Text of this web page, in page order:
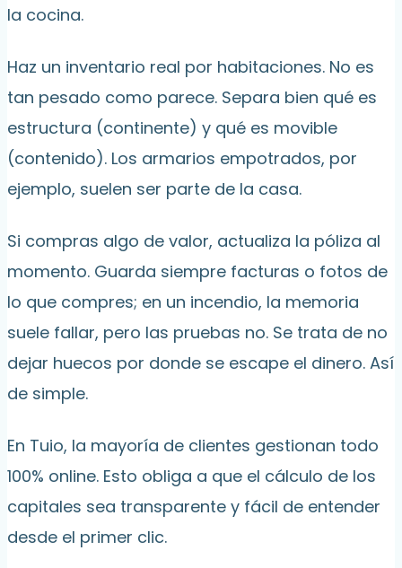
la cocina.
Haz un inventario real por habitaciones. No es
tan pesado como parece. Separa bien qué es
estructura (continente) y qué es movible
(contenido). Los armarios empotrados, por
ejemplo, suelen ser parte de la casa.
Si compras algo de valor, actualiza la póliza al
momento. Guarda siempre facturas o fotos de
lo que compres; en un incendio, la memoria
suele fallar, pero las pruebas no. Se trata de no
dejar huecos por donde se escape el dinero. Así
de simple.
En Tuio, la mayoría de clientes gestionan todo
100% online. Esto obliga a que el cálculo de los
capitales sea transparente y fácil de entender
desde el primer clic.